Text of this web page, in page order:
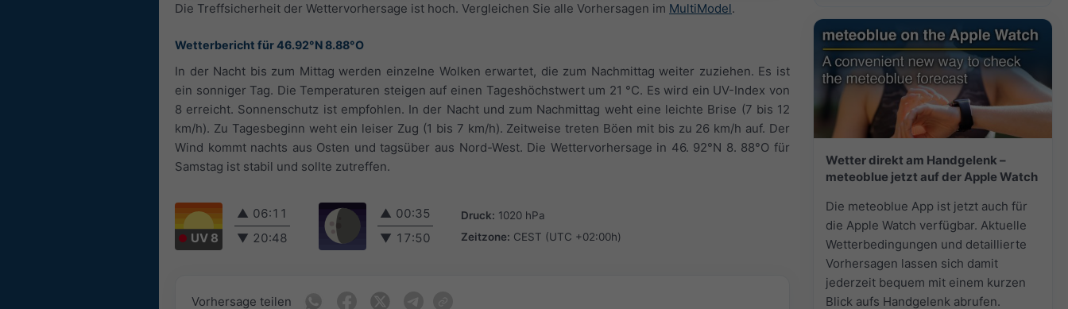
Wetter direkt am Handgelenk –
meteoblue jetzt auf der Apple Watch
Die meteoblue App ist jetzt auch für
die Apple Watch verfügbar. Aktuelle
Wetterbedingungen und detaillierte
Vorhersagen lassen sich damit
jederzeit bequem mit einem kurzen
Blick aufs Handgelenk abrufen.
Die Treffsicherheit der Wettervorhersage ist hoch. Vergleichen Sie alle Vorhersagen im MultiModel.
Wetterbericht für 46.92°N 8.88°O
In der Nacht bis zum Mittag werden einzelne Wolken erwartet, die zum Nachmittag weiter zuziehen. Es ist
ein sonniger Tag. Die Temperaturen steigen auf einen Tageshöchstwert um 21 °C. Es wird ein UV-Index von
8 erreicht. Sonnenschutz ist empfohlen. In der Nacht und zum Nachmittag weht eine leichte Brise (7 bis 12
km/h). Zu Tagesbeginn weht ein leiser Zug (1 bis 7 km/h). Zeitweise treten Böen mit bis zu 26 km/h auf. Der
Wind kommt nachts aus Osten und tagsüber aus Nord-West. Die Wettervorhersage in 46. 92°N 8. 88°O für
Samstag ist stabil und sollte zutreffen.
UV 8
▲ 06:11
▼ 20:48
▲ 00:35
▼ 17:50
Druck: 1020 hPa
Zeitzone: CEST (UTC +02:00h)
Vorhersage teilen